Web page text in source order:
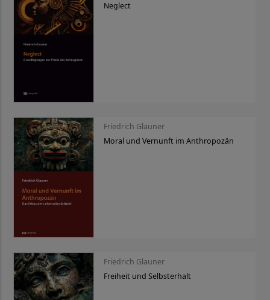
Neglect
Friedrich Glauner
Moral und Vernunft im Anthropozän
Friedrich Glauner
Freiheit und Selbsterhalt